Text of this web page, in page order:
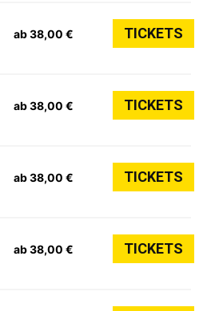
ab 38,00 € TICKETS
ab 38,00 € TICKETS
ab 38,00 € TICKETS
ab 38,00 € TICKETS